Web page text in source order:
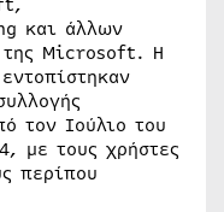
και άλλων
της Microsoft. Η
τον Ιούλιο του
με τους χρήστες
περίπου